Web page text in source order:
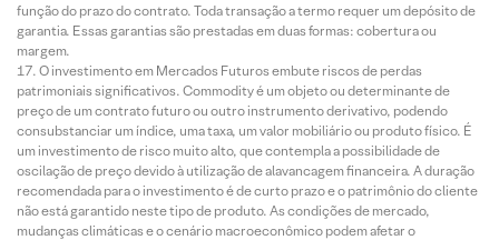
função do prazo do contrato. Toda transação a termo requer um depósito de
garantia. Essas garantias são prestadas em duas formas: cobertura ou
margem.
O investimento em Mercados Futuros embute riscos de perdas
patrimoniais significativos. Commodity é um objeto ou determinante de
preço de um contrato futuro ou outro instrumento derivativo, podendo
consubstanciar um índice, uma taxa, um valor mobiliário ou produto físico. É
um investimento de risco muito alto, que contempla a possibilidade de
oscilação de preço devido à utilização de alavancagem financeira. A duração
recomendada para o investimento é de curto prazo e o patrimônio do cliente
não está garantido neste tipo de produto. As condições de mercado,
mudanças climáticas e o cenário macroeconômico podem afetar o